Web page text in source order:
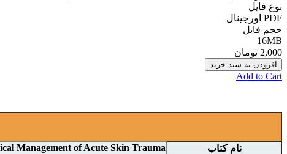
نوع فایل
PDF اورجينال
حجم فایل
16MB
2,000 تومان
افزودن به سبد خرید
Add to Cart
نام کتاب
Management of Acute Skin Trauma